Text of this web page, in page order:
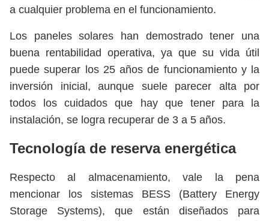
a cualquier problema en el funcionamiento.
Los paneles solares han demostrado tener una
buena rentabilidad operativa, ya que su vida útil
puede superar los 25 años de funcionamiento y la
inversión inicial, aunque suele parecer alta por
todos los cuidados que hay que tener para la
instalación, se logra recuperar de 3 a 5 años.
Tecnología de reserva energética
Respecto al almacenamiento, vale la pena
mencionar los sistemas BESS (Battery Energy
Storage Systems), que están diseñados para